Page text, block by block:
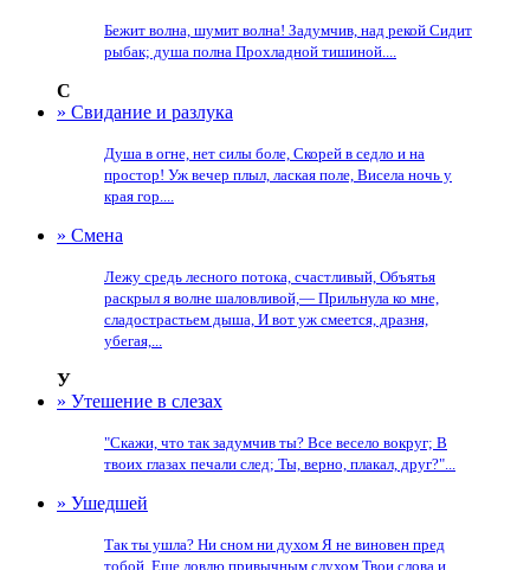
Бежит волна, шумит волна! Задумчив, над рекой Сидит
рыбак; душа полна Прохладной тишиной....
С
» Свидание и разлука
Душа в огне, нет силы боле, Скорей в седло и на
простор! Уж вечер плыл, лаская поле, Висела ночь у
края гор....
» Смена
Лежу средь лесного потока, счастливый, Объятья
раскрыл я волне шаловливой,— Прильнула ко мне,
сладострастьем дыша, И вот уж смеется, дразня,
убегая,...
У
» Утешение в слезах
"Скажи, что так задумчив ты? Все весело вокруг; В
твоих глазах печали след; Ты, верно, плакал, друг?"...
» Ушедшей
Так ты ушла? Ни сном ни духом Я не виновен пред
тобой. Еще ловлю привычным слухом Твои слова и